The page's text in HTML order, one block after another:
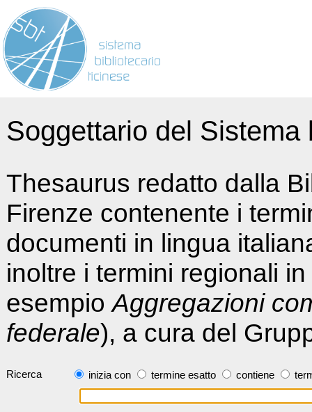
Soggettario del
Thesaurus redatto dalla
Firenze contenente i
documenti in lingua
inoltre i termini regionali
esempioAggregazioni
federale), a cura del
Ricerca inizia con termine esatto contiene